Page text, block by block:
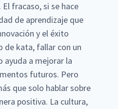
fracaso, si se hace
de aprendizaje que
y el éxito
de kata, fallar con un
ayuda a mejorar la
futuros. Pero
que solo hablar sobre
positiva. La cultura,